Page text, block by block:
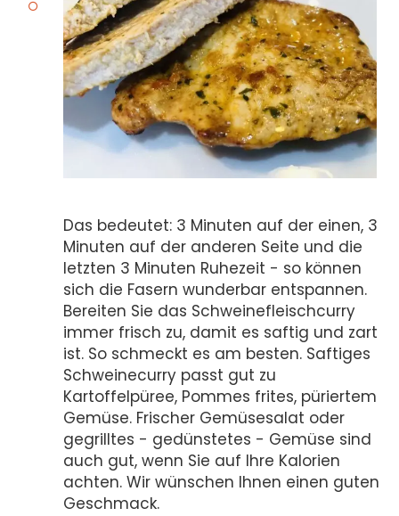
Das bedeutet: 3 Minuten auf der einen, 3
Minuten auf der anderen Seite und die
letzten 3 Minuten Ruhezeit - so können
sich die Fasern wunderbar entspannen.
Bereiten Sie das Schweinefleischcurry
immer frisch zu, damit es saftig und zart
ist. So schmeckt es am besten. Saftiges
Schweinecurry passt gut zu
Kartoffelpüree, Pommes frites, püriertem
Gemüse. Frischer Gemüsesalat oder
gegrilltes - gedünstetes - Gemüse sind
auch gut, wenn Sie auf Ihre Kalorien
achten. Wir wünschen Ihnen einen guten
Geschmack.